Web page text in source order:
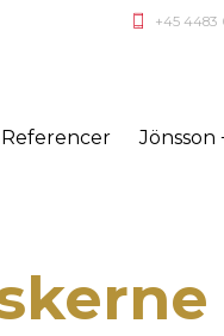
+45 4483
Referencer Jönsson